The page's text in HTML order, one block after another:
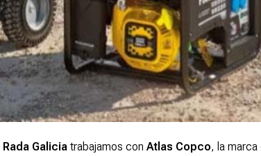
Rada Galicia trabajamos con Atlas Copco, la marca